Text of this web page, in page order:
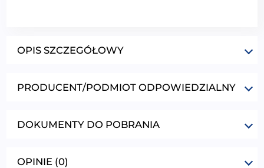
OPIS SZCZEGÓŁOWY
PRODUCENT/PODMIOT ODPOWIEDZIALNY
DOKUMENTY DO POBRANIA
OPINIE (0)